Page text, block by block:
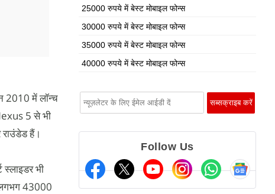
2010 में लॉन्च
5 से भी
हैं।
भी
43000
25000 रुपये में बेस्ट मोबाइल फोन्स
30000 रुपये में बेस्ट मोबाइल फोन्स
35000 रुपये में बेस्ट मोबाइल फोन्स
40000 रुपये में बेस्ट मोबाइल फोन्स
Follow Us